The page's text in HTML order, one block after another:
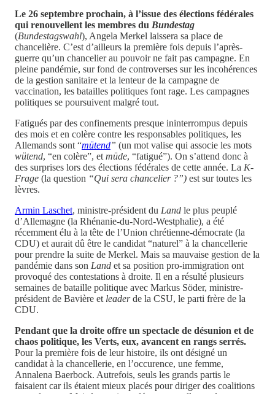
Le 26 septembre prochain, à l’issue des élections fédérales
qui renouvellent les membres du Bundestag
(Bundestagswahl), Angela Merkel laissera sa place de
chancelière. C’est d’ailleurs la première fois depuis l’après-
guerre qu’un chancelier au pouvoir ne fait pas campagne. En
pleine pandémie, sur fond de controverses sur les incohérences
de la gestion sanitaire et la lenteur de la campagne de
vaccination, les batailles politiques font rage. Les campagnes
politiques se poursuivent malgré tout.
Fatigués par des confinements presque ininterrompus depuis
des mois et en colère contre les responsables politiques, les
Allemands sont “mütend” (un mot valise qui associe les mots
wütend, “en colère”, et müde, “fatigué”). On s’attend donc à
des surprises lors des élections fédérales de cette année. La K-
Frage (la question “Qui sera chancelier ?”) est sur toutes les
lèvres.
Armin Laschet, ministre-président du Land le plus peuplé
d’Allemagne (la Rhénanie-du-Nord-Westphalie), a été
récemment élu à la tête de l’Union chrétienne-démocrate (la
CDU) et aurait dû être le candidat “naturel” à la chancellerie
pour prendre la suite de Merkel. Mais sa mauvaise gestion de la
pandémie dans son Land et sa position pro-immigration ont
provoqué des contestations à droite. Il en a résulté plusieurs
semaines de bataille politique avec Markus Söder, ministre-
président de Bavière et leaderde la CSU, le parti frère de la
CDU.
Pendant que la droite offre un spectacle de désunion et de
chaos politique, les Verts, eux, avancent en rangs serrés.
Pour la première fois de leur histoire, ils ont désigné un
candidat à la chancellerie, en l’occurence, une femme,
Annalena Baerbock. Autrefois, seuls les grands partis le
faisaient car ils étaient mieux placés pour diriger des coalitions